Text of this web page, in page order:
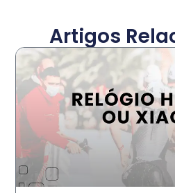
Artigos